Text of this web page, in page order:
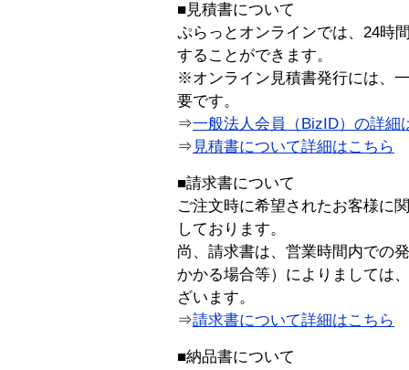
■見積書について
ぷらっとオンラインでは、24時
することができます。
※オンライン見積書発行には、
要です。
⇒一般法人会員（BizID）の詳細
⇒ 見積書について詳細はこちら
■請求書について
ご注文時に希望されたお客様に
しております。
尚、請求書は、営業時間内での
かかる場合等）によりましては
ざいます。
⇒請求書について詳細はこちら
■納品書について